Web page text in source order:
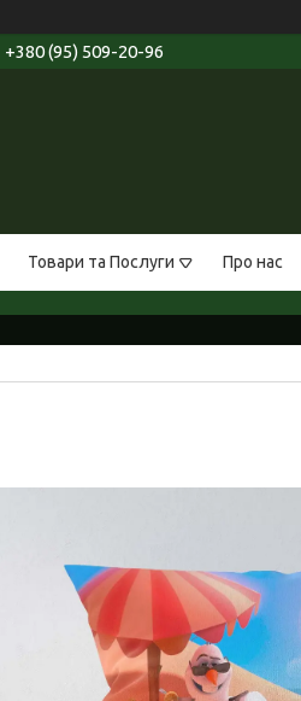
+380 (95) 509-20-96
Товари та Послуги Про нас